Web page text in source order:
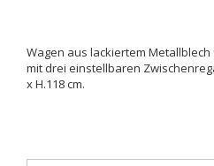
Wagen aus lackiertem
mit drei einstellbaren
x H.118 cm.